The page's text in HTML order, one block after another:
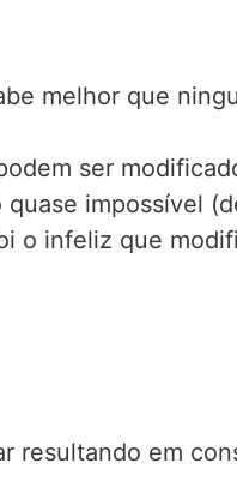
melhor que
ser
impossível
o infeliz que
resultando em